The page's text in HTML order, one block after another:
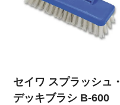
セイワ スプラッシュ・
デッキブラシ B-600